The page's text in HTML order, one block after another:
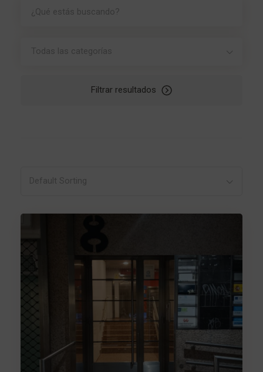
Todas las categorías
Filtrar resultados
Default Sorting